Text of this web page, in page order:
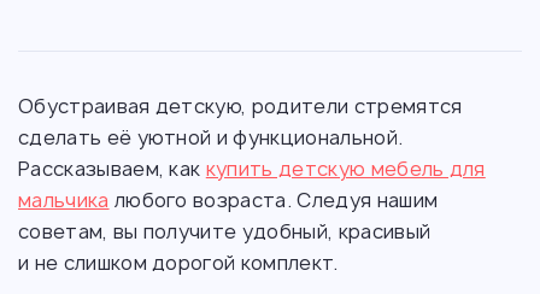
Обустраивая детскую, родители стремятся
сделать её уютной и функциональной.
Рассказываем, как купить детскую мебель для
мальчика любого возраста. Следуя нашим
советам, вы получите удобный, красивый
и не слишком дорогой комплект.